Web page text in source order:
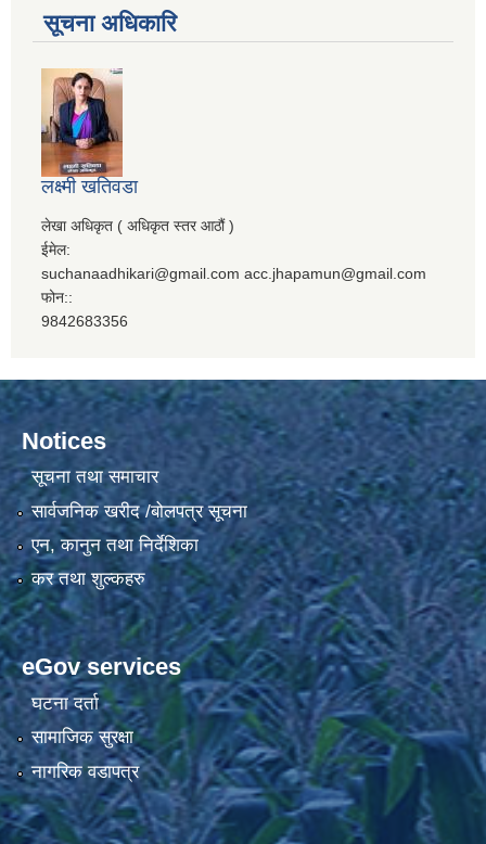
सूचना अधिकारि
लक्ष्मी खतिवडा
लेखा अधिकृत ( अधिकृत स्तर आठौं )
ईमेल:
suchanaadhikari@gmail.com acc.jhapamun@gmail.com
फोन::
9842683356
Notices
सूचना तथा समाचार
सार्वजनिक खरीद /बोलपत्र सूचना
एन, कानुन तथा निर्देशिका
कर तथा शुल्कहरु
eGov services
घटना दर्ता
सामाजिक सुरक्षा
नागरिक वडापत्र